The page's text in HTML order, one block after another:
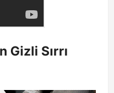
Gizli Sırrı